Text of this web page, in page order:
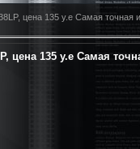
цена 135 у.е Самая точная
цена 135 у.е Самая